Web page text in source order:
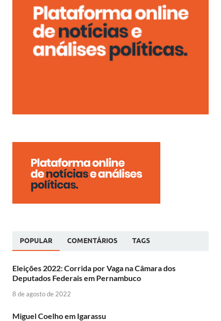
POPULAR COMENTÁRIOS TAGS
Eleições 2022: Corrida por Vaga na Câmara dos
Deputados Federais em Pernambuco
8 de agosto de 2022
Miguel Coelho em Igarassu